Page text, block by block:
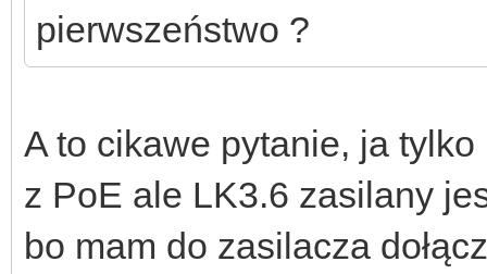
pierwszeństwo ?
A to cikawe pytanie, ja
z PoE ale LK3.6 zasilany
bo mam do zasilacza